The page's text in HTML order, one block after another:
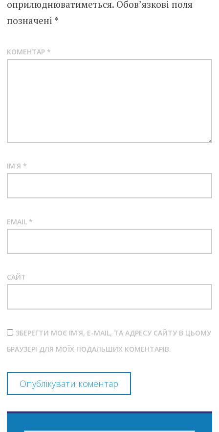
оприлюднюватиметься. Обов’язкові поля
позначені *
КОМЕНТАР *
ІМ'Я *
EMAIL *
САЙТ
ЗБЕРЕГТИ МОЄ ІМ'Я, E-MAIL, ТА АДРЕСУ САЙТУ В ЦЬОМУ
БРАУЗЕРІ ДЛЯ МОЇХ ПОДАЛЬШИХ КОМЕНТАРІВ.